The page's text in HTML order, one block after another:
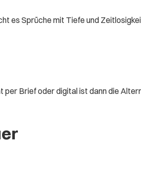
es Sprüche mit Tiefe und
Brief oder digital ist dann die